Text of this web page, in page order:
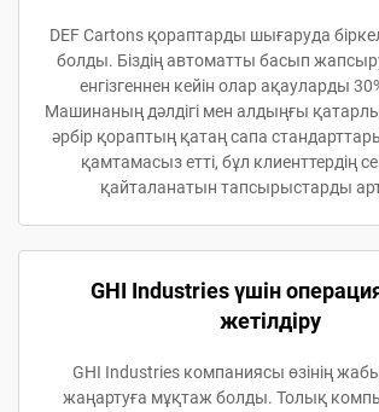
DEF Cartons қораптарды шығаруда
болды. Біздің автоматты басып
енгізгеннен кейін олар ақауларды
Машинаның дәлдігі мен алдыңғы
әрбір қораптың қатаң сапа
қамтамасыз етті, бұл клиенттердің
қайталанатын тапсырыстарды
GHI Industries үшін
жетілдіру
GHI Industries компаниясы өзінің
жаңартуға мұқтаж болды. Толық